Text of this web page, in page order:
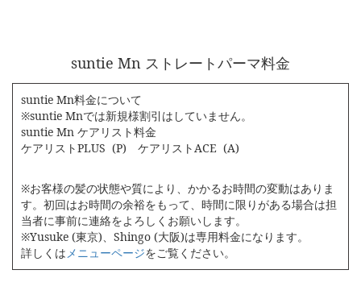
suntie Mn ストレートパーマ料金
suntie Mn料金について
※suntie Mnでは新規様割引はしていません。
suntie Mn ケアリスト料金
ケアリストPLUS (P) ケアリストACE (A)
※お客様の髪の状態や質により、かかるお時間の変動はありま
す。初回はお時間の余裕をもって、時間に限りがある場合は担
当者に事前に連絡をよろしくお願いします。
※Yusuke (東京)、Shingo (大阪)は専用料金になります。
詳しくはメニューページをご覧ください。